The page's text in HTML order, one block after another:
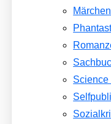
Märchen
Science